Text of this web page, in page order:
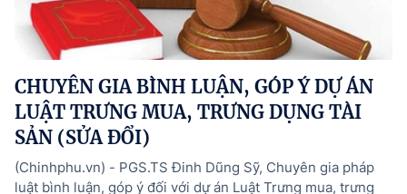
CHUYÊN GIA BÌNH LUẬN, GÓP Ý DỰ ÁN
LUẬT TRƯNG MUA, TRƯNG DỤNG TÀI
SẢN (SỬA ĐỔI)
(Chinhphu.vn) - PGS.TS Đinh Dũng Sỹ, Chuyên gia pháp
luật bình luận, góp ý đối với dự án Luật Trưng mua, trưng